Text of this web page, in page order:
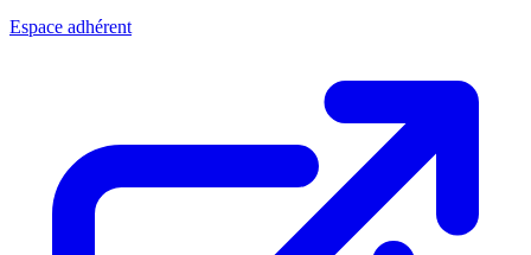
Espace adhérent